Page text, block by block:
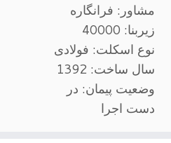
مشاور: فرانگاره
زیربنا: 40000
نوع اسکلت: فولادی
سال ساخت: 1392
وضعیت پیمان: در
دست اجرا